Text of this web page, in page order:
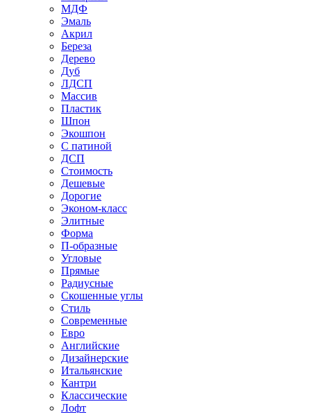
МДФ
Эмаль
Акрил
Береза
Дерево
Дуб
ЛДСП
Массив
Пластик
Шпон
Экошпон
С патиной
ДСП
Стоимость
Дешевые
Дорогие
Эконом-класс
Элитные
Форма
П-образные
Угловые
Прямые
Радиусные
Скошенные углы
Стиль
Современные
Евро
Английские
Дизайнерские
Итальянские
Кантри
Классические
Лофт